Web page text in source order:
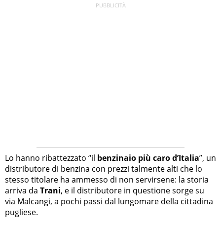
Lo hanno ribattezzato “il benzinaio più caro d’Italia”, un
distributore di benzina con prezzi talmente alti che lo
stesso titolare ha ammesso di non servirsene: la storia
arriva da Trani, e il distributore in questione sorge su
via Malcangi, a pochi passi dal lungomare della cittadina
pugliese.